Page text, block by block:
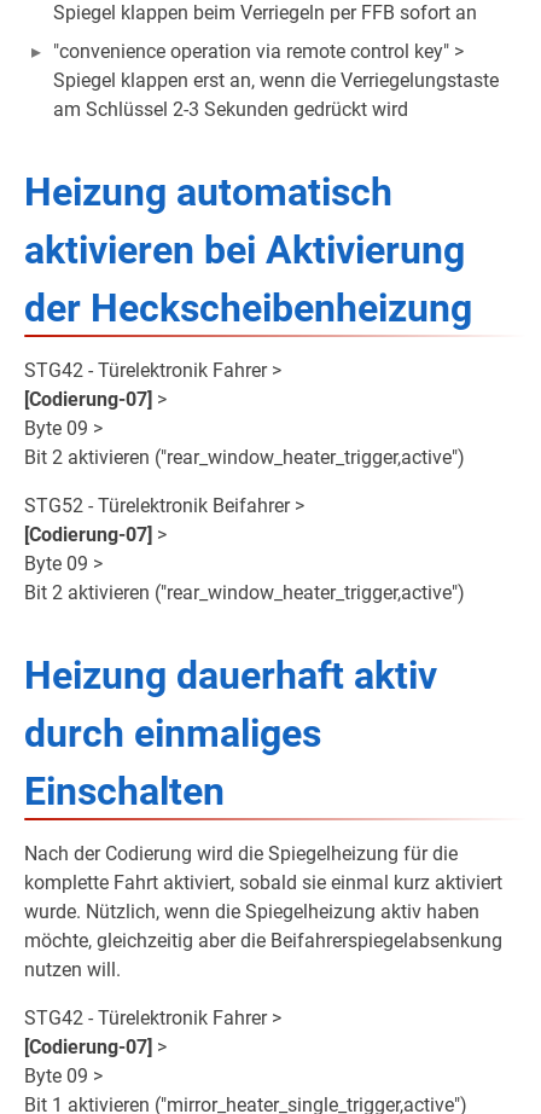
Spiegel klappen beim Verriegeln per FFB sofort an
"convenience operation via remote control key" >
Spiegel klappen erst an, wenn die Verriegelungstaste
am Schlüssel 2-3 Sekunden gedrückt wird
Heizung automatisch
aktivieren bei Aktivierung
der Heckscheibenheizung
STG42 - Türelektronik Fahrer >
[Codierung-07] >
Byte 09 >
Bit 2 aktivieren ("rear_window_heater_trigger,active")
STG52 - Türelektronik Beifahrer >
[Codierung-07] >
Byte 09 >
Bit 2 aktivieren ("rear_window_heater_trigger,active")
Heizung dauerhaft aktiv
durch einmaliges
Einschalten
Nach der Codierung wird die Spiegelheizung für die
komplette Fahrt aktiviert, sobald sie einmal kurz aktiviert
wurde. Nützlich, wenn die Spiegelheizung aktiv haben
möchte, gleichzeitig aber die Beifahrerspiegelabsenkung
nutzen will.
STG42 - Türelektronik Fahrer >
[Codierung-07] >
Byte 09 >
Bit 1 aktivieren ("mirror_heater_single_trigger,active")